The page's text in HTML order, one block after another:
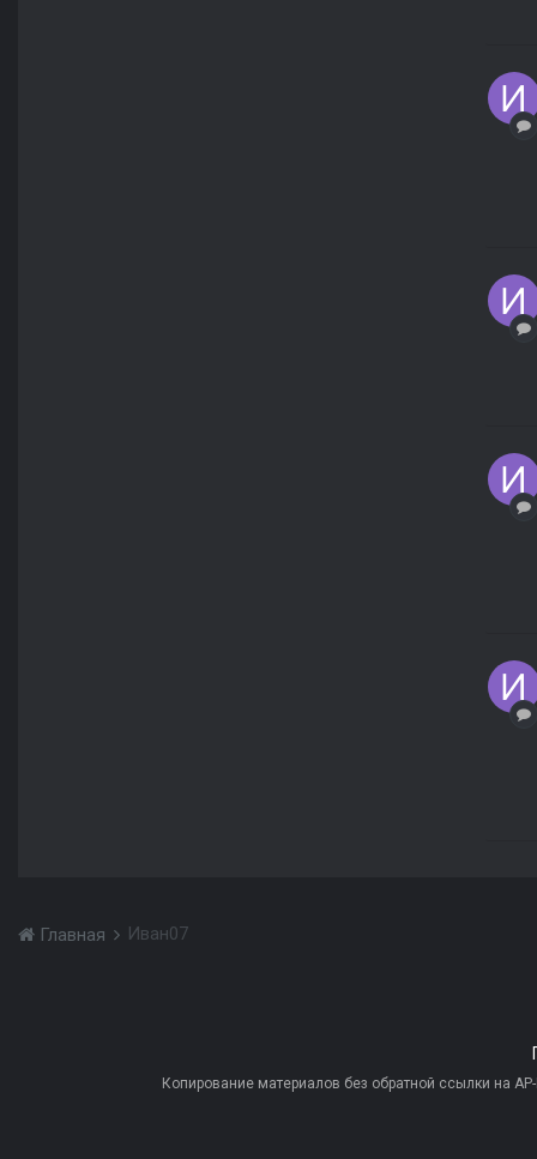
Главная Иван07
Копирование материалов без обратной ссылки на